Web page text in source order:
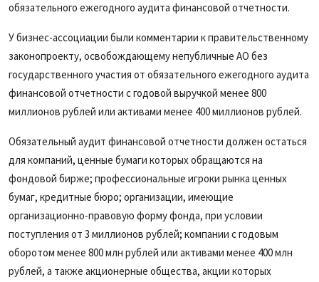
обязательного ежегодного аудита финансовой отчетности.
У бизнес-ассоциации были комментарии к правительственному
законопроекту, освобождающему непубличные АО без
государственного участия от обязательного ежегодного аудита
финансовой отчетности с годовой выручкой менее 800
миллионов рублей или активами менее 400 миллионов рублей.
Обязательный аудит финансовой отчетности должен остаться
для компаний, ценные бумаги которых обращаются на
фондовой бирже; профессиональные игроки рынка ценных
бумаг, кредитные бюро; организации, имеющие
организационно-правовую форму фонда, при условии
поступления от 3 миллионов рублей; компании с годовым
оборотом менее 800 млн рублей или активами менее 400 млн
рублей, а также акционерные общества, акции которых